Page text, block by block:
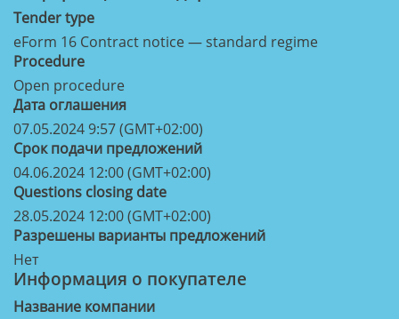
Tender type
eForm 16 Contract notice — standard regime
Procedure
Open procedure
Дата оглашения
07.05.2024 9:57 (GMT+02:00)
Срок подачи предложений
04.06.2024 12:00 (GMT+02:00)
Questions closing date
28.05.2024 12:00 (GMT+02:00)
Разрешены варианты предложений
Нет
Информация о покупателе
Название компании